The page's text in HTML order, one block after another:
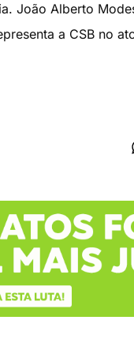
João Alberto
a CSB no